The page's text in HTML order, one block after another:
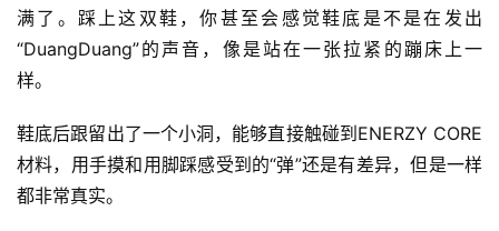
满了。踩上这双鞋，你甚至会感觉鞋底是不是在发出
“DuangDuang”的声音，像是站在一张拉紧的蹦床上一
样。
鞋底后跟留出了一个小洞，能够直接触碰到ENERZY CORE
材料，用手摸和用脚踩感受到的“弹”还是有差异，但是一样
都非常真实。